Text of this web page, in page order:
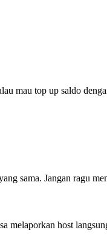
mau top up saldo
sama. Jangan ragu
melaporkan host